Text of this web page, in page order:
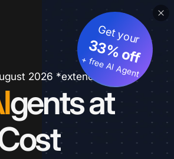
2026 *extended
gents at
Get your
33% off
+ free AI Agent